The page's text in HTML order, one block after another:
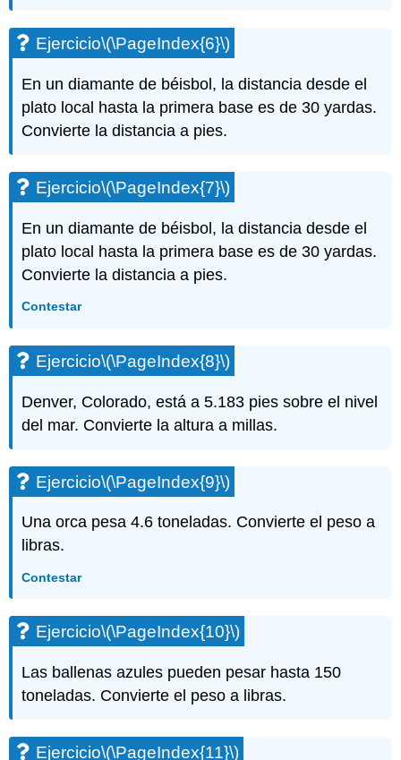
Ejercicio\
(\PageIndex{20}\)
(\PageIndex{21}\)
Ejercicio\
(\PageIndex{22}\)
Ejercicio\
(\PageIndex{24}\)
Ejercicio\
Ejercicio\
(\PageIndex{26}\)
(\PageIndex{28}\)
Ejercicio\
(\PageIndex{29}\)
Ejercicio\
(\PageIndex{30}\)
(\PageIndex{31}\)
Ejercicio\
(\PageIndex{35}\)
Ejercicio\
(\PageIndex{36}\)
Ejercicio\
(\PageIndex{38}\)
Ejercicio\(\PageIndex{6}\)
En un diamante de béisbol, la distancia desde el
plato local hasta la primera base es de 30 yardas.
Convierte la distancia a pies.
Ejercicio\(\PageIndex{7}\)
En un diamante de béisbol, la distancia desde el
plato local hasta la primera base es de 30 yardas.
Convierte la distancia a pies.
Contestar
Ejercicio\(\PageIndex{8}\)
Denver, Colorado, está a 5.183 pies sobre el nivel
del mar. Convierte la altura a millas.
Ejercicio\(\PageIndex{9}\)
Una orca pesa 4.6 toneladas. Convierte el peso a
libras.
Contestar
Ejercicio\(\PageIndex{10}\)
Las ballenas azules pueden pesar hasta 150
toneladas. Convierte el peso a libras.
Ejercicio\(\PageIndex{11}\)